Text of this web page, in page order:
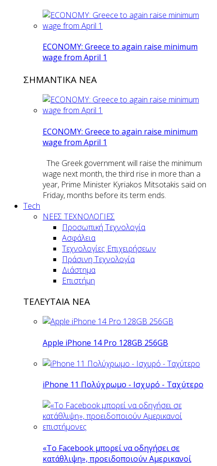
ECONOMY: Greece to again raise minimum
wage from April 1
ΣΗΜΑΝΤΙΚΑ ΝΕΑ
ECONOMY: Greece to again raise minimum
wage from April 1
The Greek government will raise the minimum
wage next month, the third rise in more than a
year, Prime Minister Kyriakos Mitsotakis said on
Friday, months before its term ends.
Tech
ΝΕΕΣ ΤΕΧΝΟΛΟΓΙΕΣ
Προσωπική Τεχνολογία
Ασφάλεια
Τεχνολογίες Επιχειρήσεων
Πράσινη Τεχνολογία
Διάστημα
Επιστήμη
ΤΕΛΕΥΤΑΙΑ ΝΕΑ
Apple iPhone 14 Pro 128GB 256GB
iPhone 11 Πολύχρωμο - Ισχυρό - Ταχύτερο
«Το Facebook μπορεί να οδηγήσει σε
κατάθλιψη», προειδοποιούν Αμερικανοί